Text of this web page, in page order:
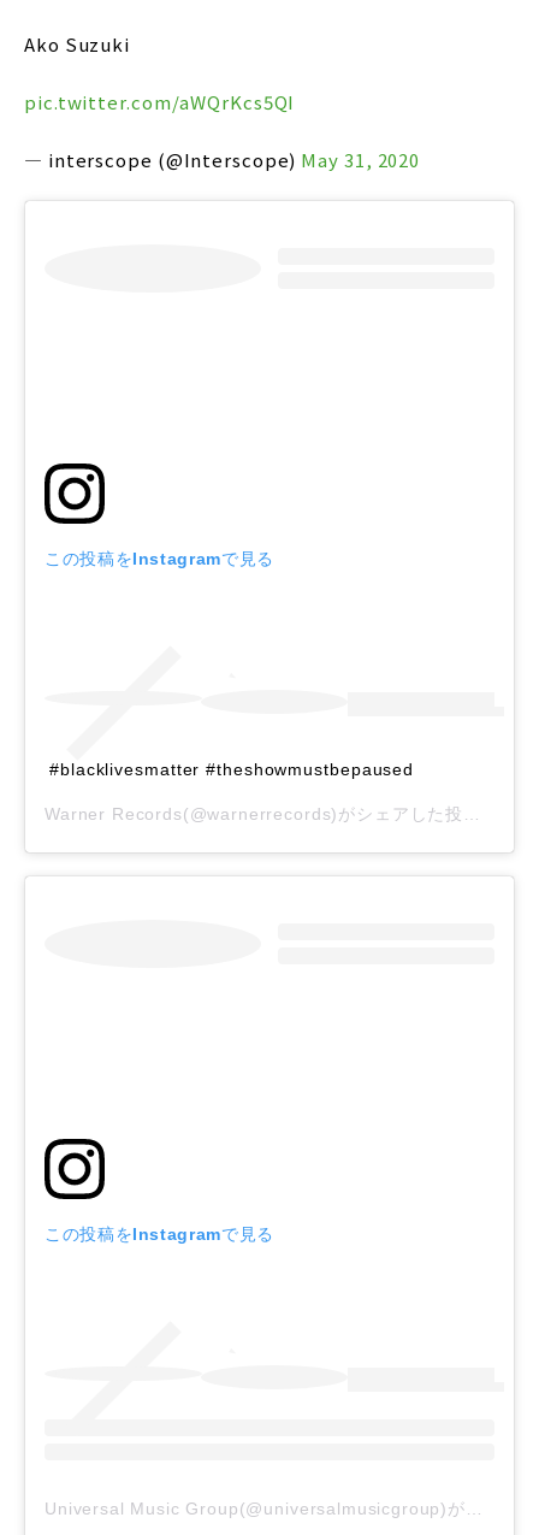
Ako Suzuki
pic.twitter.com/aWQrKcs5QI
— interscope (@Interscope) May 31, 2020
この投稿をInstagramで見る
#blacklivesmatter #theshowmustbepaused
Warner Records(@warnerrecords)がシェアした投稿 –
この投稿をInstagramで見る